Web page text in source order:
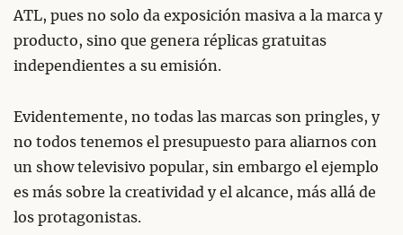
ATL, pues no solo da exposición masiva a la marca y
producto, sino que genera réplicas gratuitas
independientes a su emisión.
Evidentemente, no todas las marcas son pringles, y
no todos tenemos el presupuesto para aliarnos con
un show televisivo popular, sin embargo el ejemplo
es más sobre la creatividad y el alcance, más allá de
los protagonistas.